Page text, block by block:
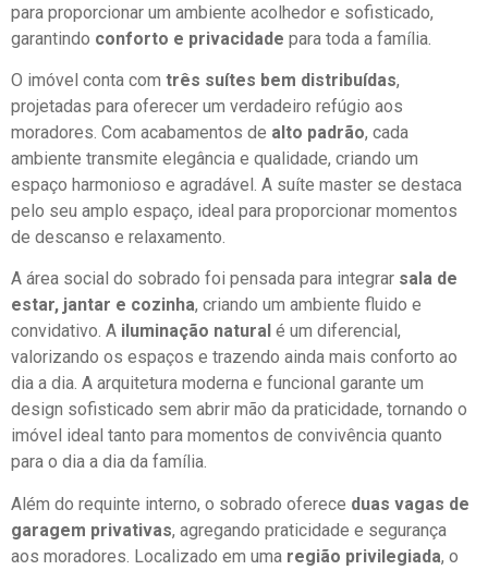
para proporcionar um ambiente acolhedor e sofisticado,
garantindo conforto e privacidade para toda a família.
O imóvel conta com três suítes bem distribuídas,
projetadas para oferecer um verdadeiro refúgio aos
moradores. Com acabamentos de alto padrão, cada
ambiente transmite elegância e qualidade, criando um
espaço harmonioso e agradável. A suíte master se destaca
pelo seu amplo espaço, ideal para proporcionar momentos
de descanso e relaxamento.
A área social do sobrado foi pensada para integrar sala de
estar, jantar e cozinha, criando um ambiente fluido e
convidativo. A iluminação natural é um diferencial,
valorizando os espaços e trazendo ainda mais conforto ao
dia a dia. A arquitetura moderna e funcional garante um
design sofisticado sem abrir mão da praticidade, tornando o
imóvel ideal tanto para momentos de convivência quanto
para o dia a dia da família.
Além do requinte interno, o sobrado oferece duas vagas de
garagem privativas, agregando praticidade e segurança
aos moradores. Localizado em uma região privilegiada, o